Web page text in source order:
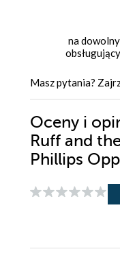
na
Masz pytania?
Oceny i
Ruff and
Phillips